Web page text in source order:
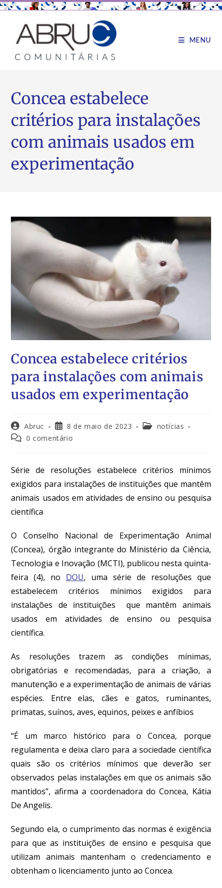
MENU
Concea estabelece
critérios para instalações
com animais usados em
experimentação
Concea estabelece critérios
para instalações com animais
usados em experimentação
Abruc 8 de maio de 2023
notícias
0 comentário
Série de resoluções estabelece critérios mínimos
exigidos para instalações de instituições que mantêm
animais usados em atividades de ensino ou pesquisa
científica
O Conselho Nacional de Experimentação Animal
(Concea), órgão integrante do Ministério da Ciência,
Tecnologia e Inovação (MCTI), publicou nesta quinta-
feira (4), no DOU, uma série de resoluções que
estabelecem critérios mínimos exigidos para
instalações de instituições que mantêm animais
usados em atividades de ensino ou pesquisa
científica.
As resoluções trazem as condições mínimas,
obrigatórias e recomendadas, para a criação, a
manutenção e a experimentação de animais de várias
espécies. Entre elas, cães e gatos, ruminantes,
primatas, suínos, aves, equinos, peixes e anfíbios
“É um marco histórico para o Concea, porque
regulamenta e deixa claro para a sociedade científica
quais são os critérios mínimos que deverão ser
observados pelas instalações em que os animais são
mantidos”, afirma a coordenadora do Concea, Kátia
De Angelis.
Segundo ela, o cumprimento das normas é exigência
para que as instituições de ensino e pesquisa que
utilizam animais mantenham o credenciamento e
obtenham o licenciamento junto ao Concea.